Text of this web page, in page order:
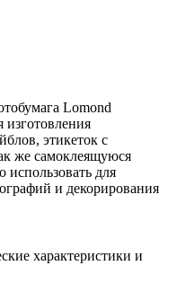
Lomond
изготовления
этикеток с
же самоклеящуюся
для
и декорирования
характеристики и